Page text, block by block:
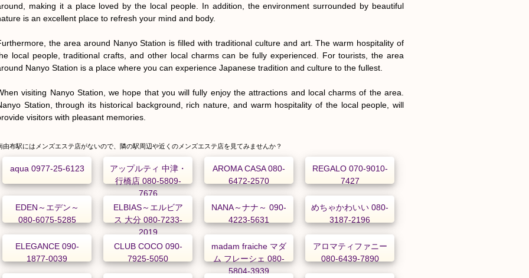
making it a place loved by the local people. In addition, the environment surrounded by beautiful
is an excellent place to refresh your mind and body.
the area around Nanyo Station is filled with traditional culture and art. The warm hospitality of
local people, traditional crafts, and other local charms can be fully experienced. For tourists, the area
Nanyo Station is a place where you can experience Japanese tradition and culture to the fullest.
visiting Nanyo Station, we hope that you will fully enjoy the attractions and local charms of the area.
Station, through its historical background, rich nature, and warm hospitality of the local people, will
visitors with pleasant memories.
由布駅にはメンズエステ店がないので、隣の駅周辺や近くのメンズエステ店を見てみませんか？
aqua 0977-25-6123
アップルティ 中津・
行橋店 080-5809-
7676
AROMA CASA 080-
6472-2570
REGALO 070-9010-
7427
EDEN～エデン～
080-6075-5285
ELBIAS～エルビア
ス 大分 080-7233-
2019
NANA～ナナ～ 090-
4223-5631
めちゃかわいい 080-
3187-2196
ELEGANCE 090-
1877-0039
CLUB COCO 090-
7925-5050
madam fraiche マダ
ム フレーシェ 080-
5804-3939
アロマティファニー
080-6439-7890